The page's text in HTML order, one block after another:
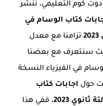
كوم التعليمي، ننشر
كتاب الوسام في
تزامنا مع معدل
حيث سنتعرف مع بعضنا
في الفيزياء النسخة
حول اجابات كتاب
2023
، ففي هذا